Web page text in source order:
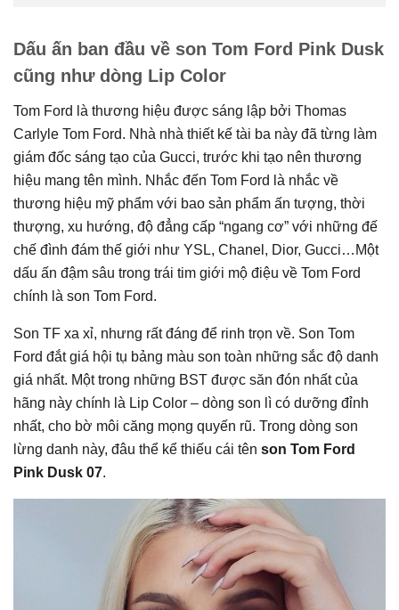
Dấu ấn ban đầu về son Tom Ford Pink Dusk
cũng như dòng Lip Color
Tom Ford là thương hiệu được sáng lập bởi Thomas
Carlyle Tom Ford. Nhà nhà thiết kế tài ba này đã từng làm
giám đốc sáng tạo của Gucci, trước khi tạo nên thương
hiệu mang tên mình. Nhắc đến Tom Ford là nhắc về
thương hiệu mỹ phẩm với bao sản phẩm ấn tượng, thời
thượng, xu hướng, độ đẳng cấp “ngang cơ” với những đế
chế đình đám thế giới như YSL, Chanel, Dior, Gucci…Một
dấu ấn đậm sâu trong trái tim giới mộ điệu về Tom Ford
chính là son Tom Ford.
Son TF xa xỉ, nhưng rất đáng để rinh trọn về. Son Tom
Ford đắt giá hội tụ bảng màu son toàn những sắc độ danh
giá nhất. Một trong những BST được săn đón nhất của
hãng này chính là Lip Color – dòng son lì có dưỡng đỉnh
nhất, cho bờ môi căng mọng quyến rũ. Trong dòng son
lừng danh này, đâu thể kể thiếu cái tên son Tom Ford
Pink Dusk 07.